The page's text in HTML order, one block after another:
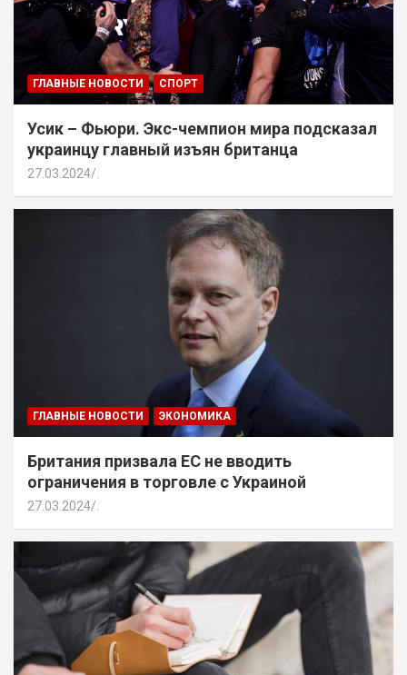
ГЛАВНЫЕ НОВОСТИ СПОРТ
Усик – Фьюри. Экс-чемпион мира подсказал
украинцу главный изъян британца
27.03.2024 .
ГЛАВНЫЕ НОВОСТИ ЭКОНОМИКА
Британия призвала ЕС не вводить
ограничения в торговле с Украиной
27.03.2024